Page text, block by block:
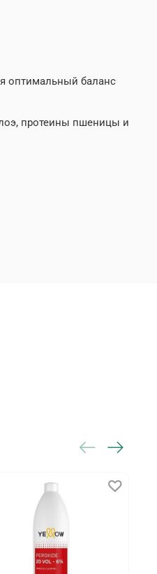
оптимальный баланс
протеины пшеницы и